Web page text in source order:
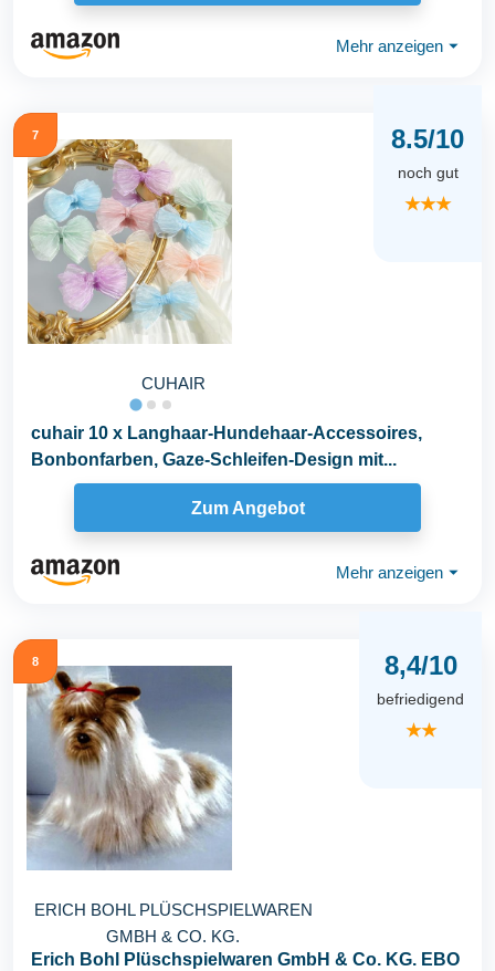
Mehr anzeigen ⏷
7
CUHAIR
8.5/10
noch gut
★★★
cuhair 10 x Langhaar-Hundehaar-Accessoires,
Bonbonfarben, Gaze-Schleifen-Design mit...
Zum Angebot
Mehr anzeigen ⏷
8
ERICH BOHL PLÜSCHSPIELWAREN
GMBH & CO. KG.
8,4/10
befriedigend
★★
Erich Bohl Plüschspielwaren GmbH & Co. KG. EBO